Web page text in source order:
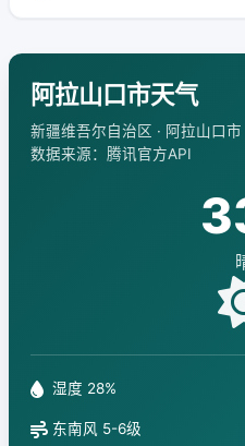
阿拉山口市天气
新疆维吾尔自治区 · 阿拉山口市
数据来源：腾讯官方API
湿度 28%
东南风 5-6级